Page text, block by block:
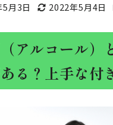
月3日
更新日
2022年5月4日
アルコール）
る？上手な付